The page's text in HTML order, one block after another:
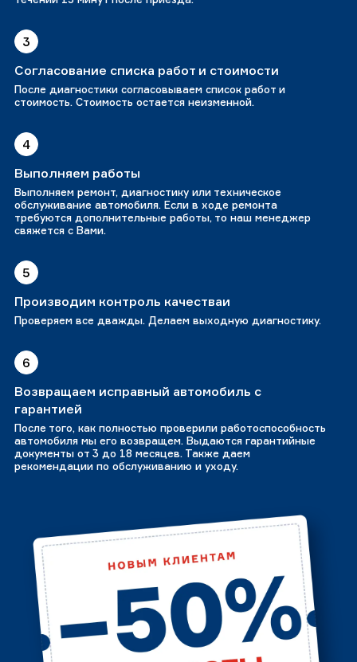
3
Согласование списка работ и стоимости
После диагностики согласовываем список работ и
стоимость. Стоимость остается неизменной.
4
Выполняем работы
Выполняем ремонт, диагностику или техническое
обслуживание автомобиля. Если в ходе ремонта
требуются дополнительные работы, то наш менеджер
свяжется с Вами.
5
Производим контроль качестваи
Проверяем все дважды. Делаем выходную диагностику.
6
Возвращаем исправный автомобиль с
гарантией
После того, как полностью проверили работоспособность
автомобиля мы его возвращем. Выдаются гарантийные
документы от 3 до 18 месяцев. Также даем
рекомендации по обслуживанию и уходу.